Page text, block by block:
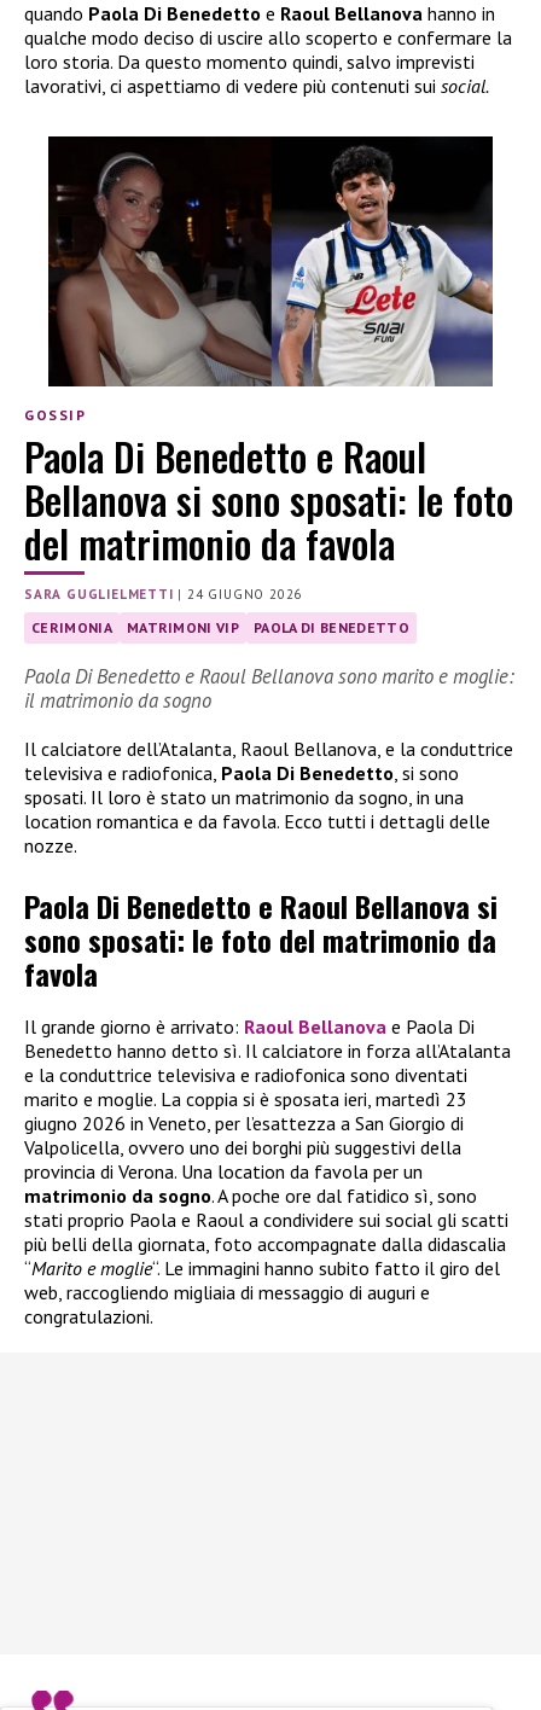
quando Paola Di Benedetto e Raoul Bellanova hanno in
qualche modo deciso di uscire allo scoperto e confermare la
loro storia. Da questo momento quindi, salvo imprevisti
lavorativi, ci aspettiamo di vedere più contenuti sui social.
GOSSIP
Paola Di Benedetto e Raoul
Bellanova si sono sposati: le foto
del matrimonio da favola
SARA GUGLIELMETTI |24 GIUGNO 2026
CERIMONIA MATRIMONI VIP PAOLA DI BENEDETTO
Paola Di Benedetto e Raoul Bellanova sono marito e moglie:
il matrimonio da sogno
Il calciatore dell’Atalanta, Raoul Bellanova, e la conduttrice
televisiva e radiofonica, Paola Di Benedetto , si sono
sposati. Il loro è stato un matrimonio da sogno, in una
location romantica e da favola. Ecco tutti i dettagli delle
nozze.
Paola Di Benedetto e Raoul Bellanova si
sono sposati: le foto del matrimonio da
favola
Il grande giorno è arrivato: Raoul Bellanova e Paola Di
Benedetto hanno detto sì. Il calciatore in forza all’Atalanta
e la conduttrice televisiva e radiofonica sono diventati
marito e moglie. La coppia si è sposata ieri, martedì 23
giugno 2026 in Veneto, per l’esattezza a San Giorgio di
Valpolicella, ovvero uno dei borghi più suggestivi della
provincia di Verona. Una location da favola per un
matrimonio da sogno. A poche ore dal fatidico sì, sono
stati proprio Paola e Raoul a condividere sui social gli scatti
più belli della giornata, foto accompagnate dalla didascalia
“Marito e moglie“. Le immagini hanno subito fatto il giro del
web, raccogliendo migliaia di messaggio di auguri e
congratulazioni.